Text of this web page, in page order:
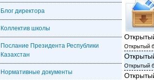
Блог директора
Коллектив школы
Послание Президента Республики
Казахстан
Нормативные документы
Открытый
Открытый